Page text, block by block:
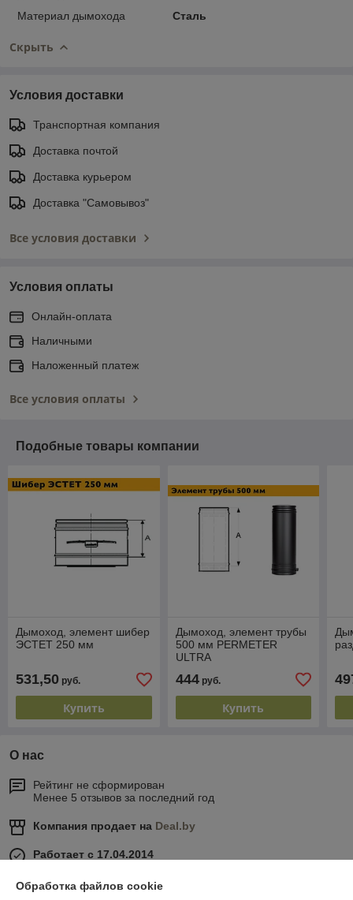
Материал дымохода Сталь
Скрыть
Условия доставки
Транспортная компания
Доставка почтой
Доставка курьером
Доставка "Самовывоз"
Все условия доставки
Условия оплаты
Онлайн-оплата
Наличными
Наложенный платеж
Все условия оплаты
Подобные товары компании
Дымоход, элемент шибер
ЭСТЕТ 250 мм
531,50 руб.
Купить
Дымоход, элемент трубы
500 мм PERMETER
ULTRA
444руб.
Купить
О нас
Рейтинг не сформирован
Менее 5 отзывов за последний год
Компания продает на Deal.by
Работает с 17.04.2014
г. Минск
ул. Кольцова, дом 48, Минск, Беларусь
Обработка файлов cookie